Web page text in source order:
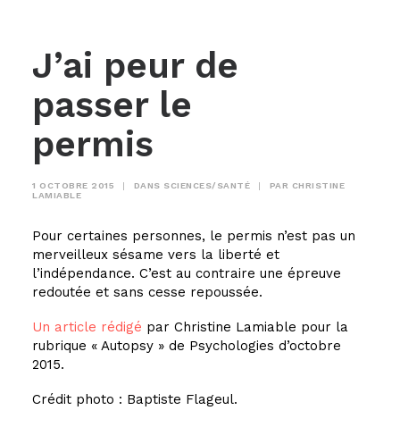
J’ai peur de
passer le
permis
1 OCTOBRE 2015 | DANS SCIENCES/SANTÉ | PAR CHRISTINE
LAMIABLE
Pour certaines personnes, le permis n’est pas un
merveilleux sésame vers la liberté et
l’indépendance. C’est au contraire une épreuve
redoutée et sans cesse repoussée.
Un article rédigé par Christine Lamiable pour la
rubrique « Autopsy » de Psychologies d’octobre
2015.
Crédit photo : Baptiste Flageul.